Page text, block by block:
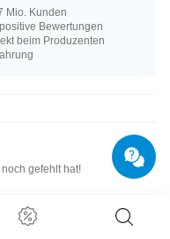
Mio. Kunden
Bewertungen
beim Produzenten
gefehlt hat!